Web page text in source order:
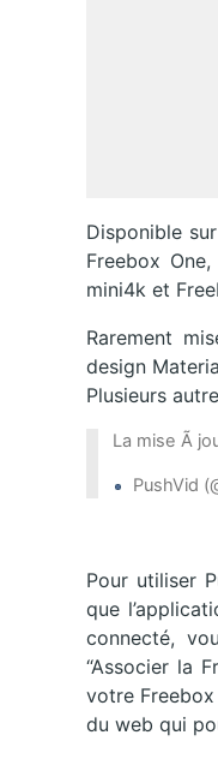
Disponible
Freebox
mini4k et
Rarement
design
Plusieurs
La mise Ã
PushVid
Pour utiliser
que
connecté,
“Associer la
votre
du web qui